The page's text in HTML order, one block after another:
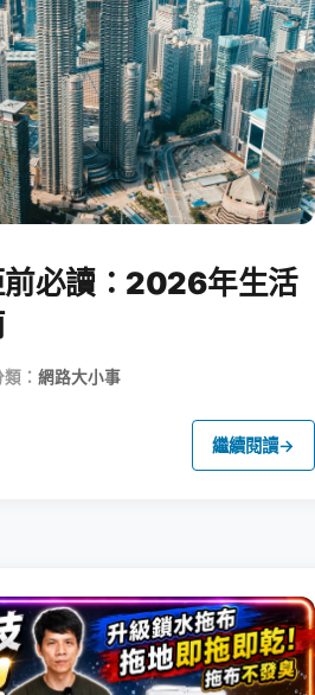
必讀：2026年生活
： 網路大小事
繼續閱讀→